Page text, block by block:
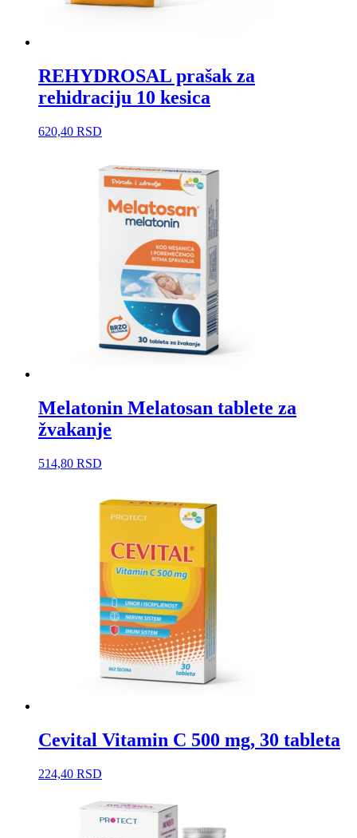
REHYDROSAL prašak za
rehidraciju 10 kesica
620,40 RSD
Melatonin Melatosan tablete za
žvakanje
514,80 RSD
Cevital Vitamin C 500 mg, 30 tableta
224,40 RSD